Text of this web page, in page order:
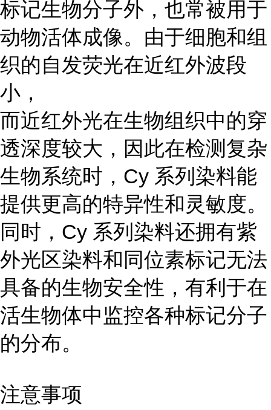
标记生物分子外，也常被用于
动物活体成像。由于细胞和组
织的自发荧光在近红外波段
小，
而近红外光在生物组织中的穿
透深度较大，因此在检测复杂
生物系统时，Cy 系列染料能
提供更高的特异性和灵敏度。
同时，Cy 系列染料还拥有紫
外光区染料和同位素标记无法
具备的生物安全性，有利于在
活生物体中监控各种标记分子
的分布。
注意事项